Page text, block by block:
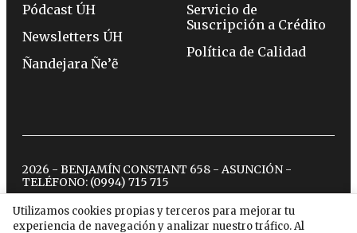
Utilizamos cookies propias y terceros para mejorar tu
experiencia de navegación y analizar nuestro tráfico. Al
Pódcast ÚH
Newsletters ÚH
Ñandejara Ñe’ẽ
Servicio de
Suscripción a Crédito
Política de Calidad
2026 - BENJAMÍN CONSTANT 658 - ASUNCIÓN -
TELÉFONO: (0994) 715 715